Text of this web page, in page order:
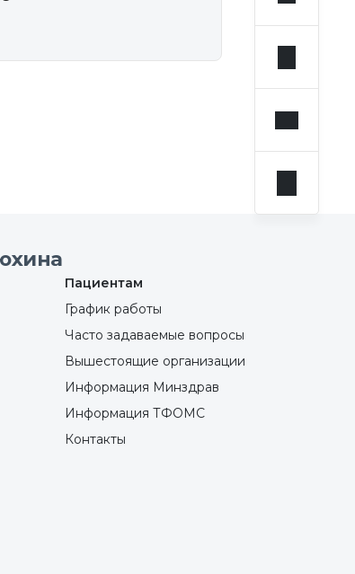
Пациентам
График работы
Часто задаваемые вопросы
Вышестоящие организации
Информация Минздрав
Информация ТФОМС
Контакты